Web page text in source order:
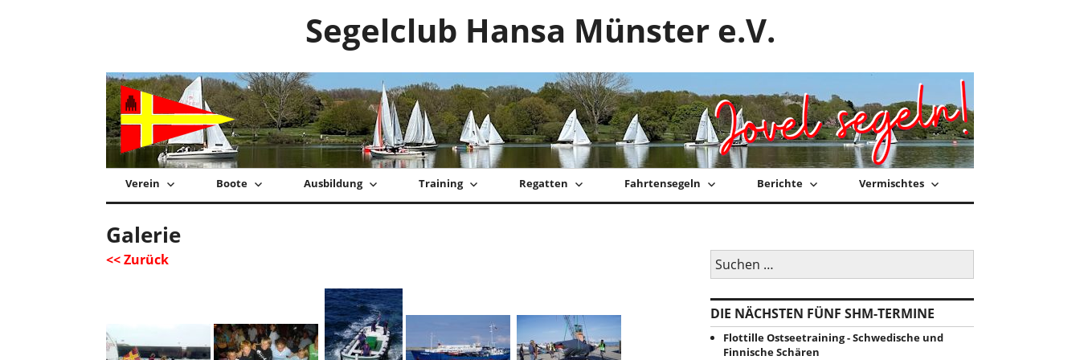
Segelclub Hansa Münster e.V.
Verein Boote Ausbildung Training Regatten Fahrtensegeln Berichte Vermischtes
Galerie
Suchen
nach:
DIE NÄCHSTEN FÜNF SHM-TERMINE
Flottille Ostseetraining - Schwedische und
Finnische Schären
<< Zurück